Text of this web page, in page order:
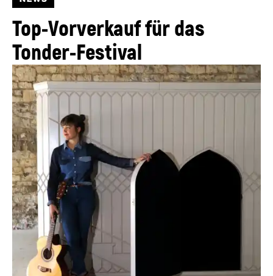
Top-Vorverkauf für das
Tonder-Festival